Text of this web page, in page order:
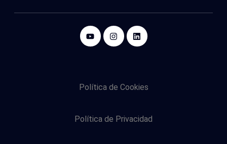
Política de Cookies
Política de Privacidad